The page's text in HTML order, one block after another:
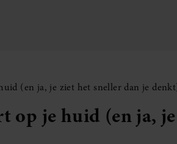
(en ja, je ziet het sneller dan je
op je huid (en ja,